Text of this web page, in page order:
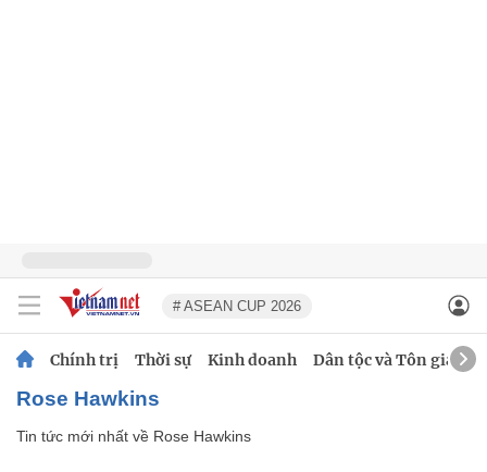
# ASEAN CUP 2026
Chính trị Thời sự Kinh doanh Dân tộc và Tôn giáo
Rose Hawkins
Tin tức mới nhất về Rose Hawkins